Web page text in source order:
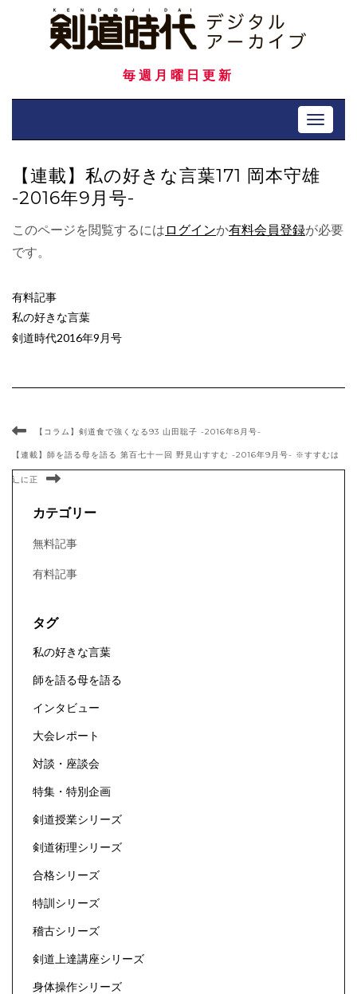
毎週月曜日更新
Toggle
【連載】私の好きな言葉171 岡本守雄
-2016年9月号-
このページを閲覧するには ログインか有料会員登録が必要
です。
有料記事
私の好きな言葉
剣道時代2016年9月号
【コラム】剣道食で強くなる93 山田聡子 -2016年8月号-
【連載】師を語る母を語る 第百七十一回 野見山すすむ -2016年9月号- ※すすむは
辶に正
カテゴリー
無料記事
有料記事
タグ
私の好きな言葉
師を語る母を語る
インタビュー
大会レポート
対談・座談会
特集・特別企画
剣道授業シリーズ
剣道術理シリーズ
合格シリーズ
特訓シリーズ
稽古シリーズ
剣道上達講座シリーズ
身体操作シリーズ